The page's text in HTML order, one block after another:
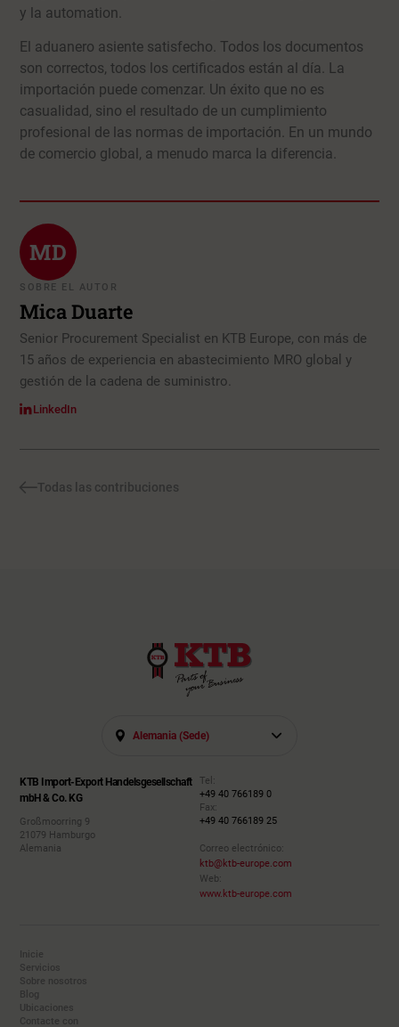
y la automation.
El aduanero asiente satisfecho. Todos los documentos
son correctos, todos los certificados están al día. La
importación puede comenzar. Un éxito que no es
casualidad, sino el resultado de un cumplimiento
profesional de las normas de importación. En un mundo
de comercio global, a menudo marca la diferencia.
MD
SOBRE EL AUTOR
Mica Duarte
Senior Procurement Specialist en KTB Europe, con más de
15 años de experiencia en abastecimiento MRO global y
gestión de la cadena de suministro.
LinkedIn
Todas las contribuciones
Alemania (sede)
KTB Import-Export Handelsgesellschaft
mbH & Co. KG
Großmoorring 9
21079 Hamburgo
Alemania
Tel:
+49 40 766189 0
Fax:
+49 40 766189 25
Correo electrónico:
ktb@ktb-europe.com
Web:
www.ktb-europe.com
Inicie
Servicios
Sobre nosotros
Blog
Ubicaciones
Contacte con